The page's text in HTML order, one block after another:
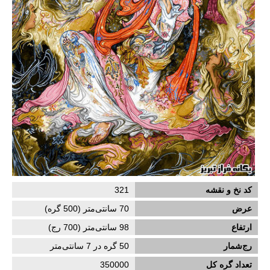
کد نخ و نقشه
321
عرض
70 سانتی‌متر (500 گره)
ارتفاع
98 سانتی‌متر (700 رج)
رج‌شمار
50 گره در 7 سانتی‌متر
تعداد گره کل
350000